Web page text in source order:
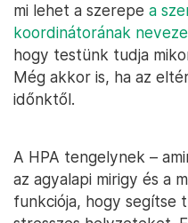
mi lehet a szerepe a
koordinátorának
hogy testünk tudja
Még akkor is, ha az
időnktől.
A HPA tengelynek –
az agyalapi mirigy és a
funkciója, hogy segítse